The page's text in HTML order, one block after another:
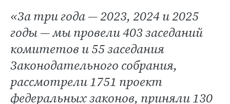
«За три года — 2023, 2024 и 2025
годы — мы провели 403 заседаний
комитетов и 55 заседания
Законодательного собрания,
рассмотрели 1751 проект
федеральных законов, приняли 130